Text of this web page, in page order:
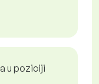
u poziciji